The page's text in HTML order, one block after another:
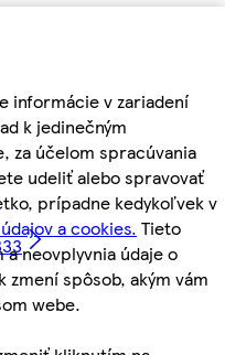
informácie v zariadení
k jedinečným
za účelom spracúvania
udeliť alebo spravovať
prípadne kedykoľvek v
a cookies. Tieto
neovplyvnia údaje o
zmení spôsob, akým vám
webe.